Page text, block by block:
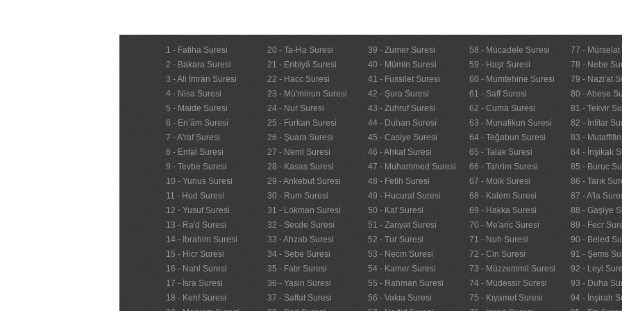
1 - Fatiha Suresi
2 - Bakara Suresi
3 - Ali İmran Suresi
4 - Nisa Suresi
5 - Maide Suresi
6 - En’âm Suresi
7 - A'raf Suresi
8 - Enfal Suresi
9 - Tevbe Suresi
10 - Yunus Suresi
11 - Hud Suresi
12 - Yusuf Suresi
13 - Ra'd Suresi
14 - İbrahim Suresi
15 - Hicr Suresi
16 - Nahl Suresi
17 - İsra Suresi
18 - Kehf Suresi
20 - Ta-Ha Suresi
21 - Enbiyâ Suresi
22 - Hacc Suresi
23 - Mü'minun Suresi
24 - Nur Suresi
25 - Furkan Suresi
26 - Şuara Suresi
27 - Neml Suresi
28 - Kasas Suresi
29 - Ankebut Suresi
30 - Rum Suresi
31 - Lokman Suresi
32 - Secde Suresi
33 - Ahzab Suresi
34 - Sebe Suresi
35 - Fatır Suresi
36 - Yasin Suresi
37 - Saffat Suresi
39 - Zumer Suresi
40 - Mümin Suresi
41 - Fussilet Suresi
42 - Şura Suresi
43 - Zuhruf Suresi
44 - Duhan Suresi
45 - Casiye Suresi
46 - Ahkaf Suresi
47 - Muhammed Suresi
48 - Fetih Suresi
49 - Hucurat Suresi
50 - Kaf Suresi
51 - Zariyat Suresi
52 - Tur Suresi
53 - Necm Suresi
54 - Kamer Suresi
55 - Rahman Suresi
56 - Vakıa Suresi
58 - Mücadele Suresi
59 - Haşr Suresi
60 - Mumtehine Suresi
61 - Saff Suresi
62 - Cuma Suresi
63 - Munafikun Suresi
64 - Teğabun Suresi
65 - Talak Suresi
66 - Tahrim Suresi
67 - Mülk Suresi
68 - Kalem Suresi
69 - Hakka Suresi
70 - Me'aric Suresi
71 - Nuh Suresi
72 - Cin Suresi
73 - Müzzemmil Suresi
74 - Müdessir Suresi
75 - Kıyamet Suresi
77 - Mürselat
78 - Nebe
79 - Nazi'at
80 - Abese
81 - Tekvir
82 - İnfitar
83 -
84 - İnşikak
85 - Buruc
86 - Tarık
87 - A'la
88 - Gaşiye
89 - Fecr
90 - Beled
91 - Şems
92 - Leyl
93 - Duha
94 - İnşirah